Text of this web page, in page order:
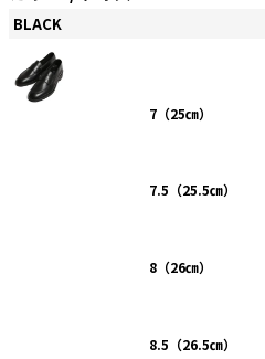
BLACK
7（25㎝）
7.5（25.5㎝）
8（26㎝）
8.5（26.5㎝）